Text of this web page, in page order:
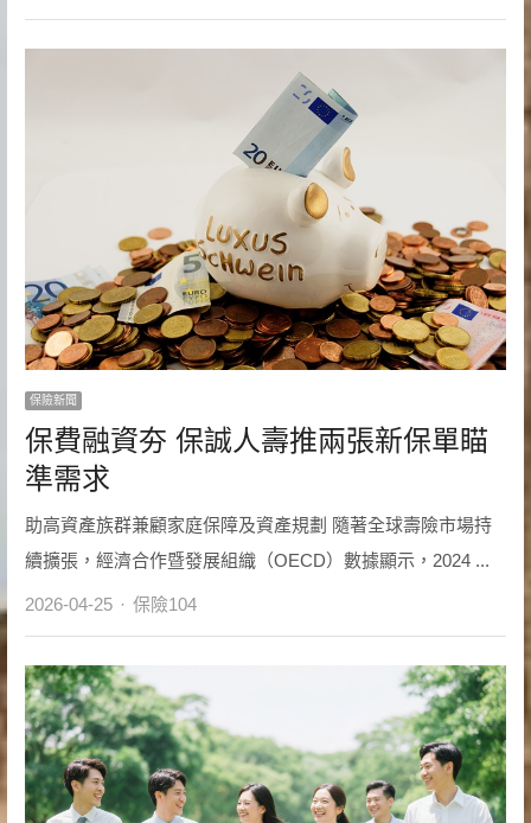
保險新聞
保費融資夯 保誠人壽推兩張新保單瞄
準需求
助高資產族群兼顧家庭保障及資產規劃 隨著全球壽險市場持
續擴張，經濟合作暨發展組織（OECD）數據顯示，2024 ...
2026-04-25 Author
保險104